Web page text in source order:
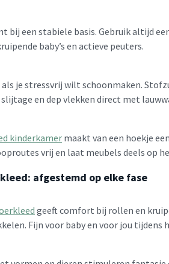
bij een stabiele basis. Gebruik altijd
baby’s en actieve peuters.
als je stressvrij wilt schoonmaken.
en dep vlekken direct met
kinderkamermaakt van een hoekje
vrij en laat meubels deels op
afgestemd op elke fase
geeft comfort bij rollen en
Fijn voor baby en voor jou tijdens